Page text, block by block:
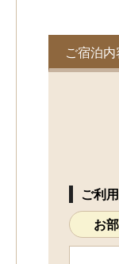
ご宿泊
ご利
お